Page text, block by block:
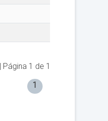
Página 1 de 1
1